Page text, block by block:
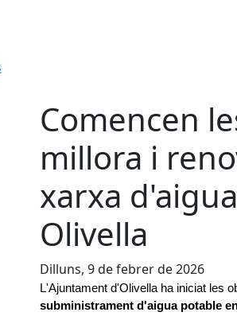
Comencen
millora i
xarxa
Olivella
Dilluns, 9 de febrer de 2026
L'Ajuntament d'Olivella ha iniciat les
subministrament d'aigua potable